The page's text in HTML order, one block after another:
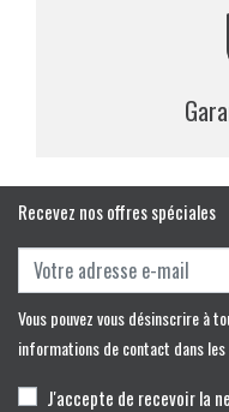
Recevez nos offres spéciales
Vous pouvez vous désinscrire à
informations de contact dans
J'accepte de recevoir la